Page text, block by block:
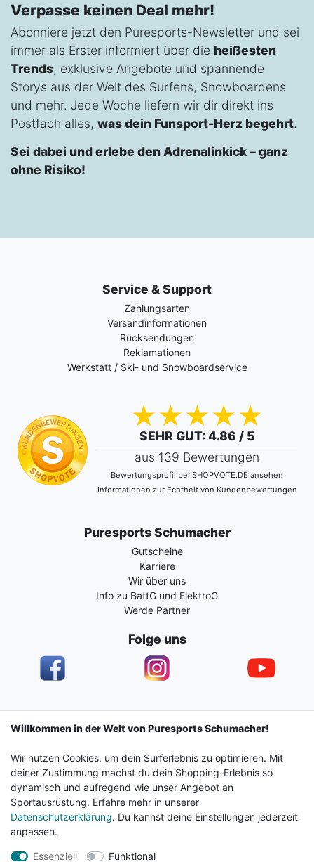
Verpasse keinen Deal mehr!
Abonniere jetzt den Puresports-Newsletter und sei
immer als Erster informiert über die heißesten
Trends, exklusive Angebote und spannende
Storys aus der Welt des Surfens, Snowboardens
und mehr. Jede Woche liefern wir dir direkt ins
Postfach alles, was dein Funsport-Herz begehrt.
Sei dabei und erlebe den Adrenalinkick – ganz
ohne Risiko!
Service & Support
Zahlungsarten
Versandinformationen
Rücksendungen
Reklamationen
Werkstatt / Ski- und Snowboardservice
SEHR GUT: 4.86 / 5
aus 139 Bewertungen
Bewertungsprofil bei SHOPVOTE.DE ansehen
Informationen zur Echtheit von Kundenbewertungen
Puresports Schumacher
Gutscheine
Karriere
Wir über uns
Info zu BattG und ElektroG
Werde Partner
Folge uns
Impressum Daten­schutz­erklärung AGB
Barrierefreiheitserklärung Widerrufs­recht
Vertrag widerrufen Kontakt
Willkommen in der Welt von Puresports Schumacher!
Wir nutzen Cookies, um dein Surferlebnis zu optimieren. Mit
deiner Zustimmung machst du dein Shopping-Erlebnis so
dynamisch und aufregend wie unser Angebot an
Sportausrüstung. Erfahre mehr in unserer
Datenschutzerklärung. Du kannst deine Einstellungen jederzeit
anpassen.
Essenziell Funktional